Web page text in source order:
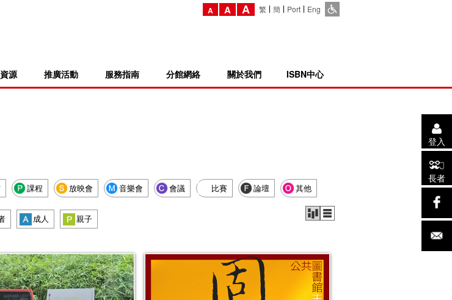
A A A 繁 簡 Port Eng
源 推廣活動 服務指南 分館網絡 關於我們 ISBN中心
登入
長者
課程 放映會 音樂會 會議 比賽 論壇 其他
成人 親子